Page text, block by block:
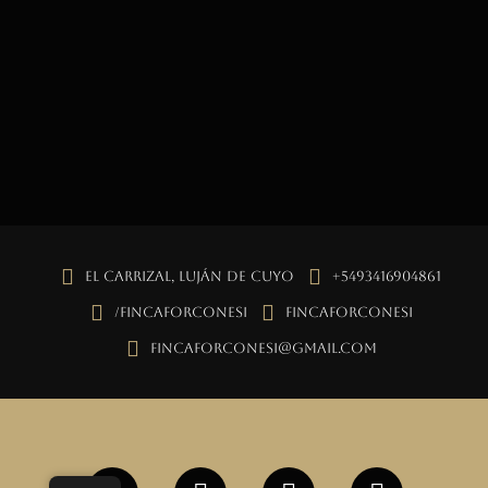
El Carrizal, Luján de Cuyo +5493416904861
/fincaforconesi fincaforconesi
fincaforconesi@gmail.com